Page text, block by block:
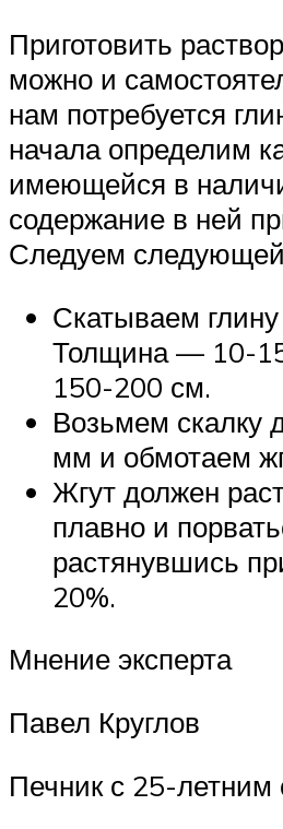
Приготовить
можно и
нам потребуется
начала определим
имеющейся в
содержание в ней
Следуем
Скатываем глину
Толщина — 10-
150-200 см.
Возьмем скалку
мм и обмотаем
Жгут должен
плавно и
растянувшись
20%.
Мнение эксперта
Павел Круглов
Печник с 25-летним